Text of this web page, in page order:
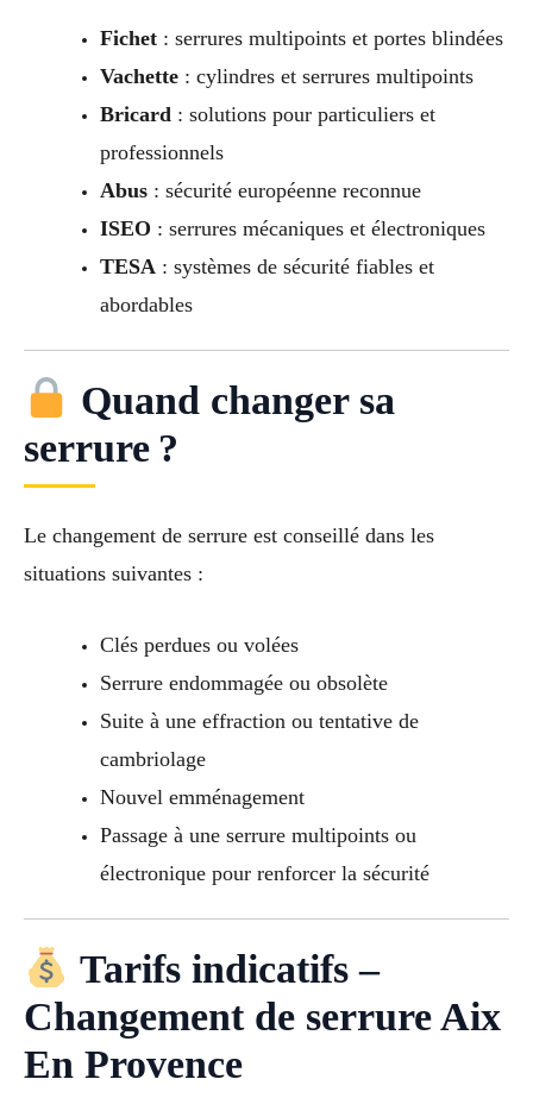
Fichet: serrures multipoints et portes blindées
Vachette: cylindres et serrures multipoints
Bricard : solutions pour particuliers et
professionnels
Abus: sécurité européenne reconnue
ISEO : serrures mécaniques et électroniques
TESA : systèmes de sécurité fiables et
abordables
Quand changer sa
serrure ?
Le changement de serrure est conseillé dans les
situations suivantes :
Clés perdues ou volées
Serrure endommagée ou obsolète
Suite à une effraction ou tentative de
cambriolage
Nouvel emménagement
Passage à une serrure multipoints ou
électronique pour renforcer la sécurité
Tarifs indicatifs –
Changement de serrure Aix
En Provence